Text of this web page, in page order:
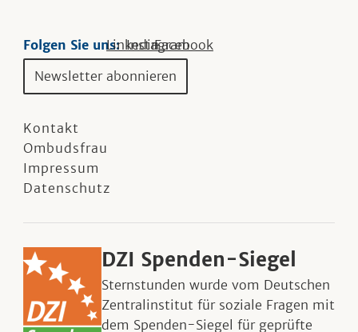
Folgen Sie uns:Linkedin
Instagram
Facebook
Newsletter abonnieren
Kontakt
Ombudsfrau
Impressum
Datenschutz
DZI Spenden-Siegel
Sternstunden wurde vom Deutschen
Zentralinstitut für soziale Fragen mit
dem Spenden-Siegel für geprüfte